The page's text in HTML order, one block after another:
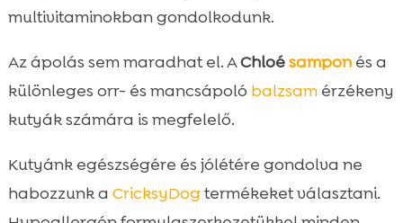
multivitaminokban gondolkodunk.
Az ápolás sem maradhat el. AChloésamponés a
különleges orr- és mancsápoló balzsamérzékeny
kutyák számára is megfelelő.
Kutyánk egészségére és jólétére gondolva ne
habozzunk a CricksyDogtermékeket választani.